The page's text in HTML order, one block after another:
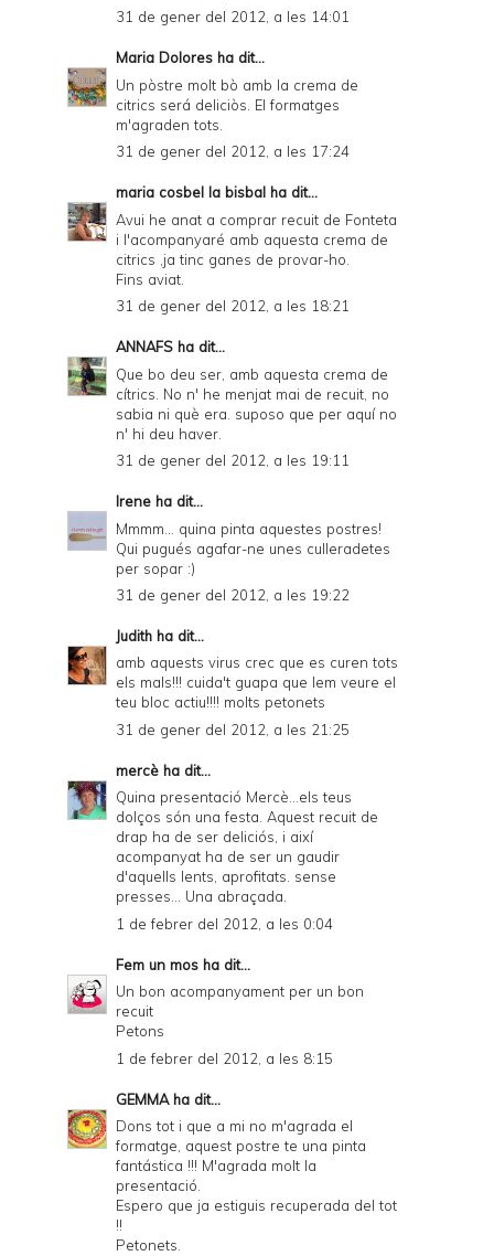
31 de gener del 2012, a les 14:01
Maria Dolores ha dit...
Un pòstre molt bò amb la crema de
citrics será deliciòs. El formatges
m'agraden tots.
31 de gener del 2012, a les 17:24
maria cosbel la bisbal ha dit...
Avui he anat a comprar recuit de Fonteta
i l'acompanyaré amb aquesta crema de
citrics ,ja tinc ganes de provar-ho.
Fins aviat.
31 de gener del 2012, a les 18:21
ANNAFS ha dit...
Que bo deu ser, amb aquesta crema de
cítrics. No n' he menjat mai de recuit, no
sabia ni què era. suposo que per aquí no
n' hi deu haver.
31 de gener del 2012, a les 19:11
Irene ha dit...
Mmmm... quina pinta aquestes postres!
Qui pugués agafar-ne unes culleradetes
per sopar :)
31 de gener del 2012, a les 19:22
Judith ha dit...
amb aquests virus crec que es curen tots
els mals!!! cuida't guapa que lem veure el
teu bloc actiu!!!! molts petonets
31 de gener del 2012, a les 21:25
mercè ha dit...
Quina presentació Mercè...els teus
dolços són una festa. Aquest recuit de
drap ha de ser deliciós, i així
acompanyat ha de ser un gaudir
d'aquells lents, aprofitats. sense
presses... Una abraçada.
1 de febrer del 2012, a les 0:04
Fem un mos ha dit...
Un bon acompanyament per un bon
recuit
Petons
1 de febrer del 2012, a les 8:15
GEMMAha dit...
Dons tot i que a mi no m'agrada el
formatge, aquest postre te una pinta
fantástica !!! M'agrada molt la
presentació.
Espero que ja estiguis recuperada del tot
!!
Petonets.